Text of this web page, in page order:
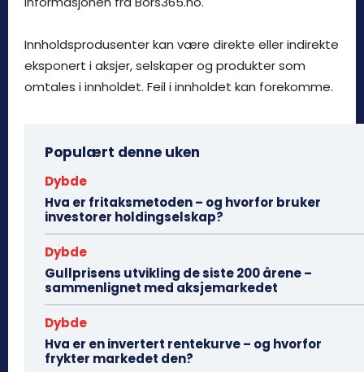
Innholdsprodusenter kan være direkte eller indirekte
eksponert i aksjer, selskaper og produkter som
omtales i innholdet. Feil i innholdet kan forekomme.
Populært denne uken
Dybde
Hva er fritaksmetoden – og hvorfor bruker
investorer holdingselskap?
Dybde
Gullprisens utvikling de siste 200 årene –
sammenlignet med aksjemarkedet
Dybde
Hva er en invertert rentekurve – og hvorfor
frykter markedet den?